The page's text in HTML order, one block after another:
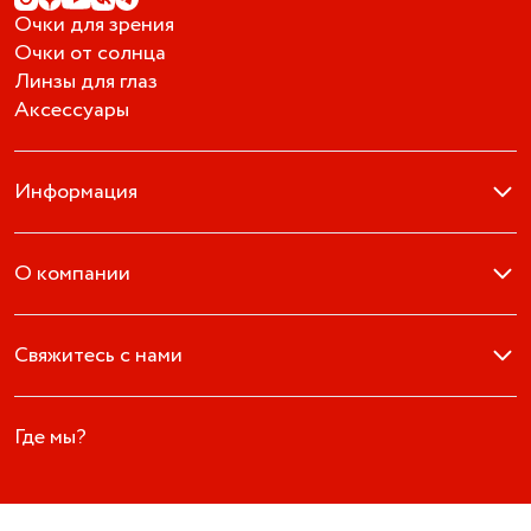
Очки для зрения
Очки от солнца
Линзы для глаз
Аксессуары
Информация
О компании
Свяжитесь с нами
Где мы?